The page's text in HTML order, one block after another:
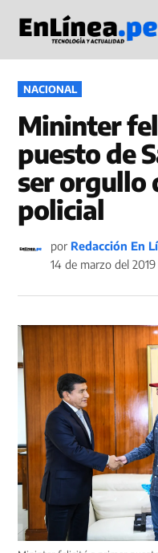
contenido
PUBLICADO
EN
NACIONAL
Mininter
puesto de
ser orgullo
policial
por Redacción En
14 de marzo del